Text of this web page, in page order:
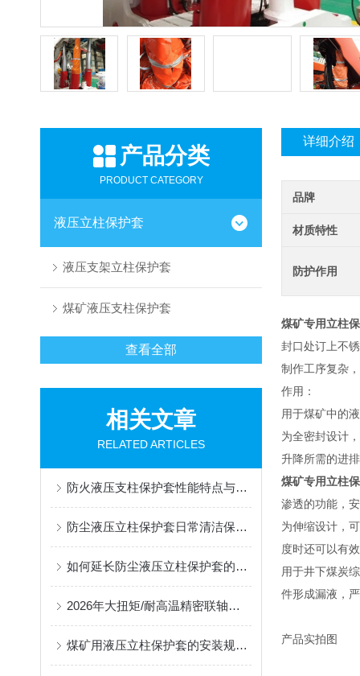
产品分类
PRODUCT CATEGORY
液压立柱保护套
液压支架立柱保护套
煤矿液压支柱保护套
查看全部
相关文章
RELATED ARTICLES
防火液压支柱保护套性能特点与阻燃防护应用
防尘液压立柱保护套日常清洁保养与更换规范
如何延长防尘液压立柱保护套的使用寿命？
2026年大扭矩/耐高温精密联轴器定制找哪家？能实现精准定制的优质厂家盘点
煤矿用液压立柱保护套的安装规范与使用寿命提升方案
详细介绍
品牌
材质特性
防护作用
煤矿专用立柱
封口处订上不
制作工序复杂
作用：
用于煤矿中的
为全密封设计
升降所需的进
煤矿专用立柱
渗透的功能，
为伸缩设计，
度时还可以有
用于井下煤炭
件形成漏液，
产品实拍图